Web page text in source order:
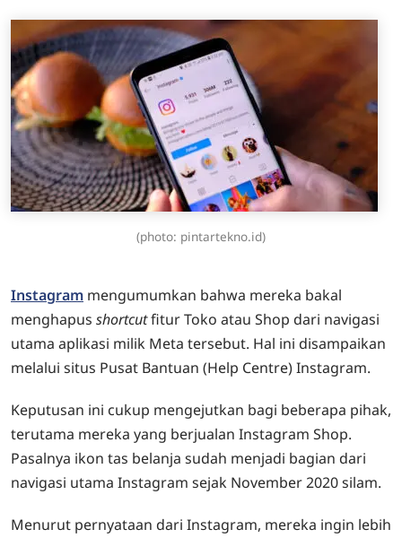
(photo: pintartekno.id)
Instagram mengumumkan bahwa mereka bakal
menghapus shortcutfitur Toko atau Shop dari navigasi
utama aplikasi milik Meta tersebut. Hal ini disampaikan
melalui situs Pusat Bantuan (Help Centre) Instagram.
Keputusan ini cukup mengejutkan bagi beberapa pihak,
terutama mereka yang berjualan Instagram Shop.
Pasalnya ikon tas belanja sudah menjadi bagian dari
navigasi utama Instagram sejak November 2020 silam.
Menurut pernyataan dari Instagram, mereka ingin lebih